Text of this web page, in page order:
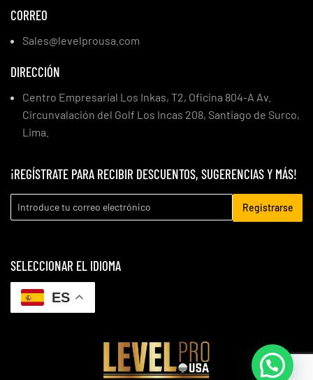
CORREO
Sales@levelprousa.com
DIRECCIÓN
Centro Empresarial Los Inkas, T2, Oficina 804-A Av.
Circunvalación del Golf Los Incas 208, Santiago de Surco,
Lima.
¡REGÍSTRATE PARA RECIBIR DESCUENTOS, SUGERENCIAS Y MÁS!
Registrarse
SELECCIONAR EL IDIOMA
ES